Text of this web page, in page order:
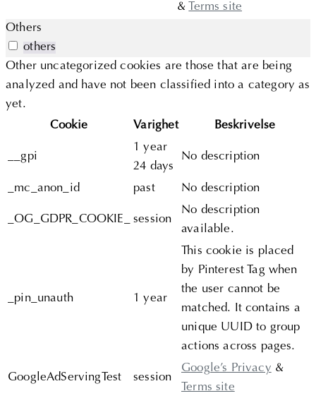
& Terms site
Others
others
Other uncategorized cookies are those that are being
analyzed and have not been classified into a category as
yet.
Cookie
Varighet Beskrivelse
__gpi
1 year
24 days
No description
_mc_anon_id past No description
_OG_GDPR_COOKIE_ session
No description
available.
_pin_unauth 1 year
This cookie is placed
by Pinterest Tag when
the user cannot be
matched. It contains a
unique UUID to group
actions across pages.
GoogleAdServingTest session
Google’s Privacy &
Terms site